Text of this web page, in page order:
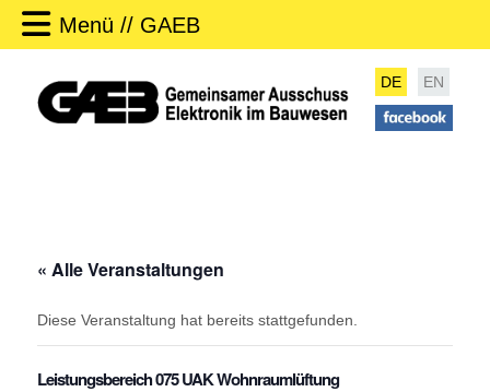
Menü // GAEB
DE EN
« Alle Veranstaltungen
Diese Veranstaltung hat bereits stattgefunden.
Leistungsbereich 075 UAK Wohnraumlüftung